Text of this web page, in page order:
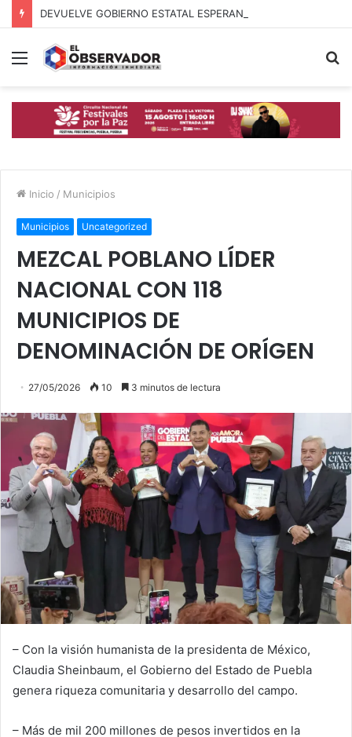
Menú
Inicio / Municipios
Municipios Uncategorized
MEZCAL POBLANO LÍDER
NACIONAL CON 118
MUNICIPIOS DE
DENOMINACIÓN DE ORÍGEN
27/05/2026 10 3 minutos de lectura
– Con la visión humanista de la presidenta de México,
Claudia Sheinbaum, el Gobierno del Estado de Puebla
genera riqueza comunitaria y desarrollo del campo.
– Más de mil 200 millones de pesos invertidos en la